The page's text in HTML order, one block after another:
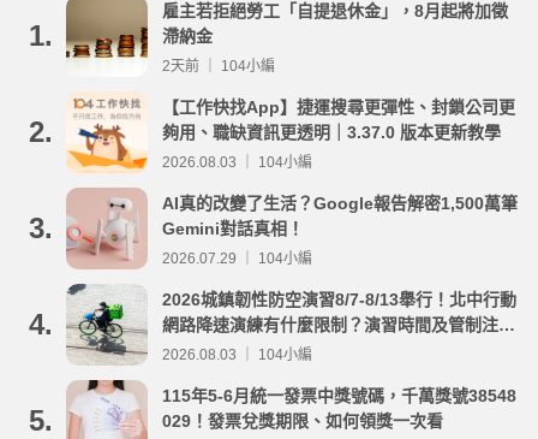
1.
雇主若拒絕勞工「自提退休金」，8月起將加徵
滯納金
2天前 ｜ 104小編
2.
【工作快找App】捷運搜尋更彈性、封鎖公司更
夠用、職缺資訊更透明｜3.37.0 版本更新教學
2026.08.03 ｜ 104小編
3.
AI真的改變了生活？Google報告解密1,500萬筆
Gemini對話真相！
2026.07.29 ｜ 104小編
4.
2026城鎮韌性防空演習8/7-8/13舉行！北中行動
網路降速演練有什麼限制？演習時間及管制注意
事項整理
2026.08.03 ｜ 104小編
5.
115年5-6月統一發票中獎號碼，千萬獎號38548
029！發票兌獎期限、如何領獎一次看